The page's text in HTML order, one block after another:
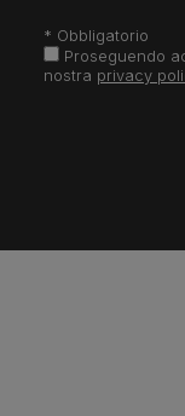
* Obbligatorio
Proseguendo
nostra privacy